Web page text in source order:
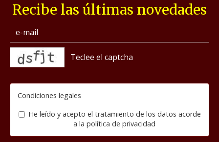
Recibe las últimas novedades
Condiciones legales
He leído y acepto el tratamiento de los datos acorde
a la política de privacidad